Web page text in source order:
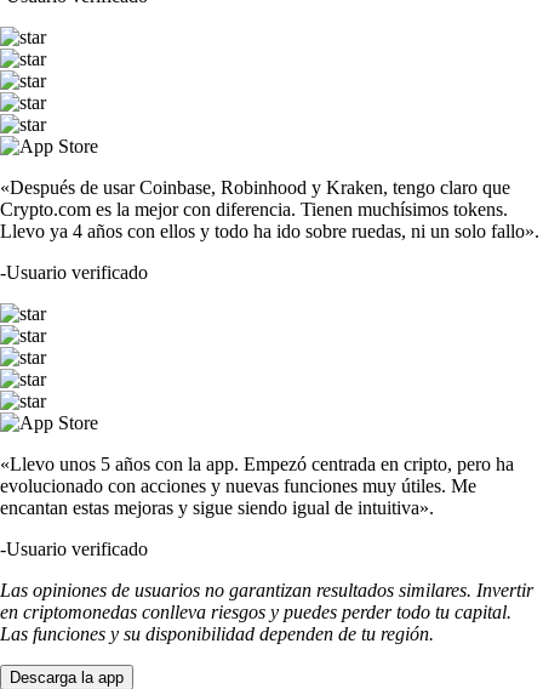
«Después de usar Coinbase, Robinhood y Kraken, tengo claro que
Crypto.com es la mejor con diferencia. Tienen muchísimos tokens.
Llevo ya 4 años con ellos y todo ha ido sobre ruedas, ni un solo fallo».
-Usuario verificado
«Llevo unos 5 años con la app. Empezó centrada en cripto, pero ha
evolucionado con acciones y nuevas funciones muy útiles. Me
encantan estas mejoras y sigue siendo igual de intuitiva».
-Usuario verificado
Las opiniones de usuarios no garantizan resultados similares. Invertir
en criptomonedas conlleva riesgos y puedes perder todo tu capital.
Las funciones y su disponibilidad dependen de tu región.
Descarga la app